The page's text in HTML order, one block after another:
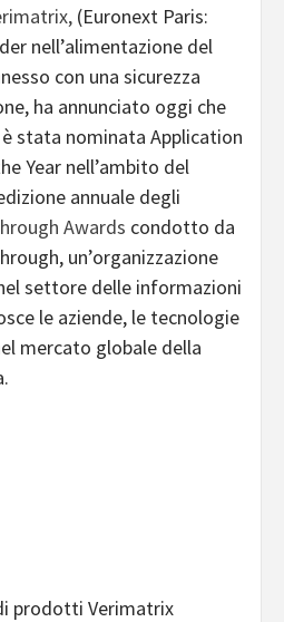
(Euronext Paris:
nell’alimentazione del
con una sicurezza
ha annunciato oggi che
è stata nominata Application
Year nell’ambito del
annuale degli
Awards condotto da
un’organizzazione
settore delle informazioni
le aziende, le tecnologie
mercato globale della
prodotti Verimatrix